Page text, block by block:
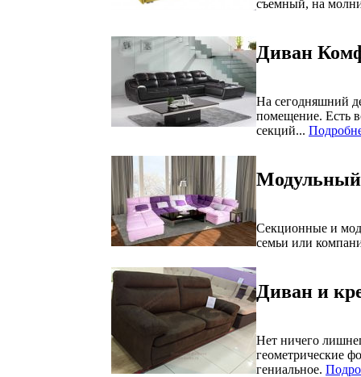
съемный, на
Диван
На сегодняшний
помещение. Есть
секций...
Секционные и
семьи или
Диван и
Нет ничего
геометрические
гениальное.